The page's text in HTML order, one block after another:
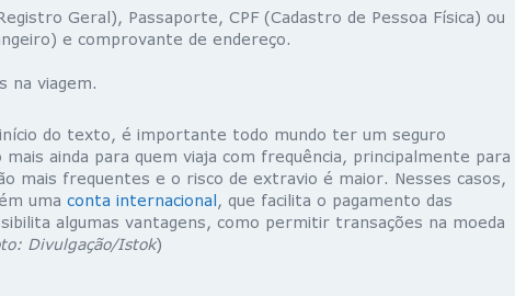
Geral), Passaporte, CPF (Cadastro de Pessoa Física) ou
e comprovante de endereço.
na viagem.
do texto, é importante todo mundo ter um seguro
ainda para quem viaja com frequência, principalmente para
mais frequentes e o risco de extravio é maior. Nesses casos,
uma conta internacional, que facilita o pagamento das
algumas vantagens, como permitir transações na moeda
Divulgação/Istok)